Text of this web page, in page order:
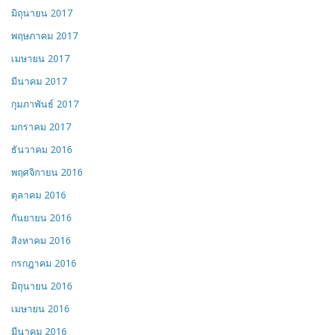
มิถุนายน 2017
พฤษภาคม 2017
เมษายน 2017
มีนาคม 2017
กุมภาพันธ์ 2017
มกราคม 2017
ธันวาคม 2016
พฤศจิกายน 2016
ตุลาคม 2016
กันยายน 2016
สิงหาคม 2016
กรกฎาคม 2016
มิถุนายน 2016
เมษายน 2016
มีนาคม 2016